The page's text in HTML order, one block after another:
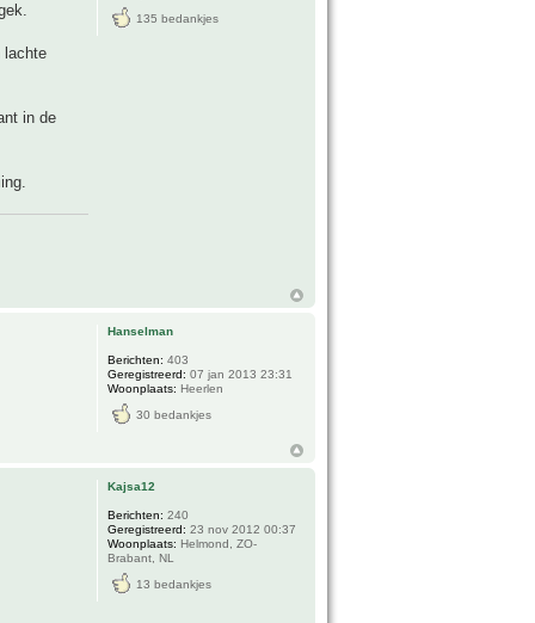
lachte
in de
135 bedankjes
Hanselman
Berichten: 403
Geregistreerd: 07 jan 2013 23:31
Woonplaats: Heerlen
30 bedankjes
Kajsa12
Berichten: 240
Geregistreerd: 23 nov 2012 00:37
Woonplaats: Helmond, ZO-
Brabant, NL
13 bedankjes